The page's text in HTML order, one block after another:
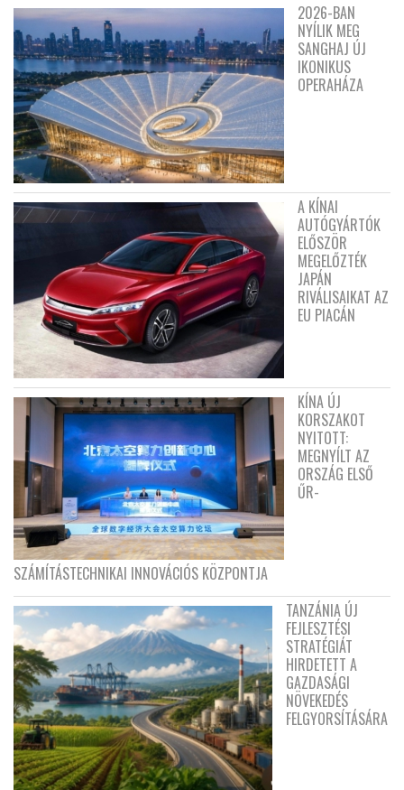
2026-BAN
NYÍLIK MEG
SANGHAJ ÚJ
IKONIKUS
OPERAHÁZA
A KÍNAI
AUTÓGYÁRTÓK
ELŐSZÖR
MEGELŐZTÉK
JAPÁN
RIVÁLISAIKAT AZ
EU PIACÁN
KÍNA ÚJ
KORSZAKOT
NYITOTT:
MEGNYÍLT AZ
ORSZÁG ELSŐ
ŰR-
SZÁMÍTÁSTECHNIKAI INNOVÁCIÓS KÖZPONTJA
TANZÁNIA ÚJ
FEJLESZTÉSI
STRATÉGIÁT
HIRDETETT A
GAZDASÁGI
NÖVEKEDÉS
FELGYORSÍTÁSÁRA